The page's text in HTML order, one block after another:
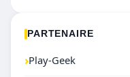
PARTENAIRE
›Play-Geek